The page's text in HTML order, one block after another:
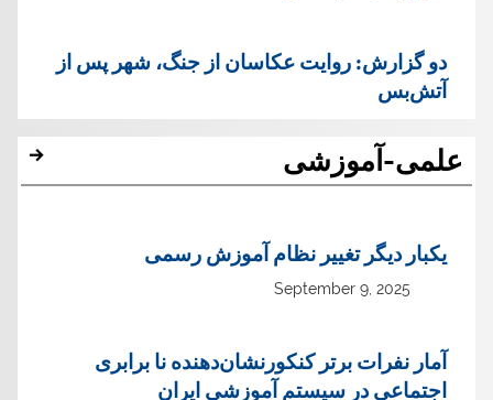
دو گزارش: روایت عکاسان از جنگ، شهر پس از
آتش‌بس
علمی-آموزشی
یک‏بار دیگر تغییر نظام آموزش رسمی
September 9, 2025
آمار نفرات برتر کنکورنشان‌دهنده نا برابری
اجتماعی در سیستم آموزشی ایران